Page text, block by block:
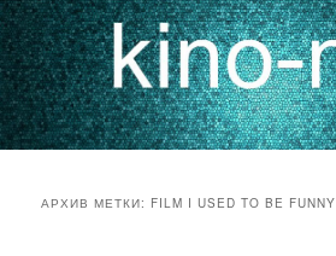
АРХИВ МЕТКИ: FILM I USED TO BE FUNNY